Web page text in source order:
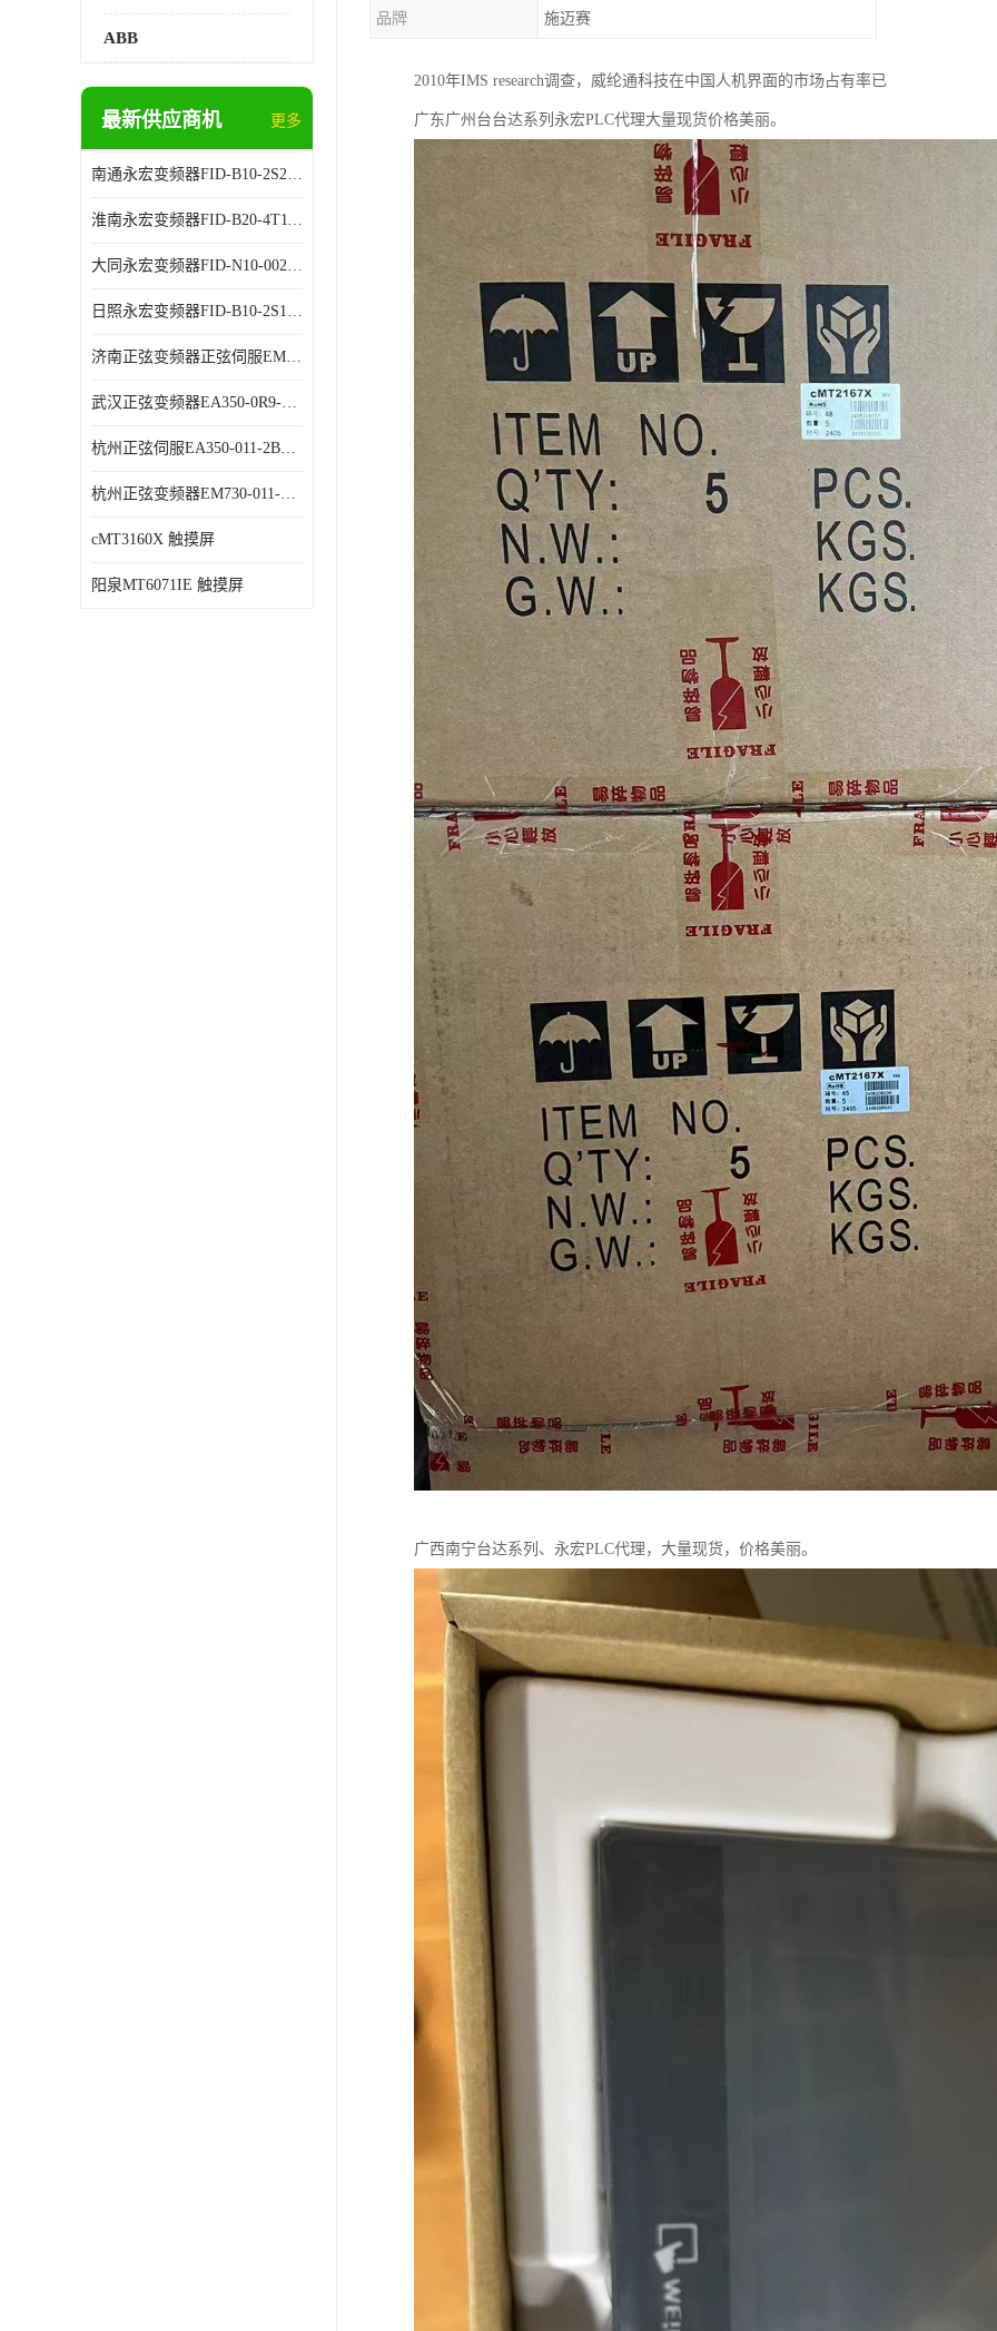
ABB
最新供应商机 更多
南通永宏变频器FID-B10-2S2.2G 厂家销售
淮南永宏变频器FID-B20-4T11G 厂家销售
大同永宏变频器FID-N10-002243 厂家销售
日照永宏变频器FID-B10-2S1.5G 代理商销售
济南正弦变频器正弦伺服EM730-315-3代理商 变频器 代理商销售
武汉正弦变频器EA350-0R9-1B代理商 变频器 代理商销售
杭州正弦伺服EA350-011-2B代理商 变频器 代理商销售
杭州正弦变频器EM730-011-3B代理商 变频器 代理商销售
cMT3160X 触摸屏
阳泉MT6071IE 触摸屏
品牌 施迈赛
2010年IMS research调查，威纶通科技在中国人机界面的市场占有率已
广东广州台台达系列永宏PLC代理大量现货价格美丽。
广西南宁台达系列、永宏PLC代理，大量现货，价格美丽。